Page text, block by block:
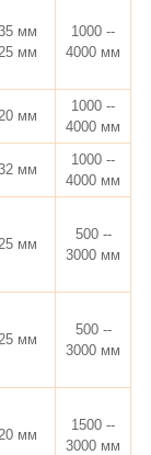
мм
25 мм
1000 --
4000 мм
20 мм
1000 --
4000 мм
мм
1000 --
4000 мм
25 мм
500 --
3000 мм
25 мм
500 --
3000 мм
20 мм
1500 --
3000 мм